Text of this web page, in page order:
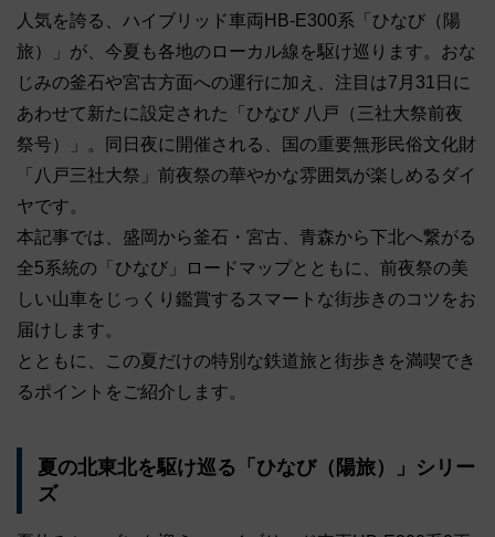
人気を誇る、ハイブリッド車両HB-E300系「ひなび（陽
旅）」が、今夏も各地のローカル線を駆け巡ります。おな
じみの釜石や宮古方面への運行に加え、注目は7月31日に
あわせて新たに設定された「ひなび 八戸（三社大祭前夜
祭号）」。同日夜に開催される、国の重要無形民俗文化財
「八戸三社大祭」前夜祭の華やかな雰囲気が楽しめるダイ
ヤです。
本記事では、盛岡から釜石・宮古、青森から下北へ繋がる
全5系統の「ひなび」ロードマップとともに、前夜祭の美
しい山車をじっくり鑑賞するスマートな街歩きのコツをお
届けします。
とともに、この夏だけの特別な鉄道旅と街歩きを満喫でき
るポイントをご紹介します。
夏の北東北を駆け巡る「ひなび（陽旅）」シリー
ズ